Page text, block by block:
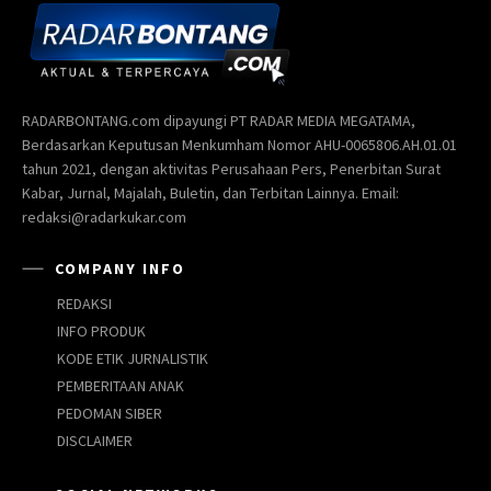
RADARBONTANG.com dipayungi PT RADAR MEDIA MEGATAMA,
Berdasarkan Keputusan Menkumham Nomor AHU-0065806.AH.01.01
tahun 2021, dengan aktivitas Perusahaan Pers, Penerbitan Surat
Kabar, Jurnal, Majalah, Buletin, dan Terbitan Lainnya. Email:
redaksi@radarkukar.com
COMPANY INFO
REDAKSI
INFO PRODUK
KODE ETIK JURNALISTIK
PEMBERITAAN ANAK
PEDOMAN SIBER
DISCLAIMER